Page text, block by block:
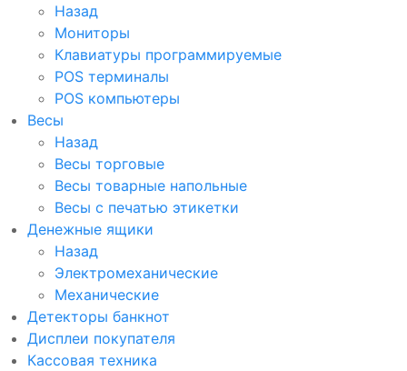
Назад
Мониторы
Клавиатуры программируемые
POS терминалы
POS компьютеры
Весы
Назад
Весы торговые
Весы товарные напольные
Весы с печатью этикетки
Денежные ящики
Назад
Электромеханические
Механические
Детекторы банкнот
Дисплеи покупателя
Кассовая техника